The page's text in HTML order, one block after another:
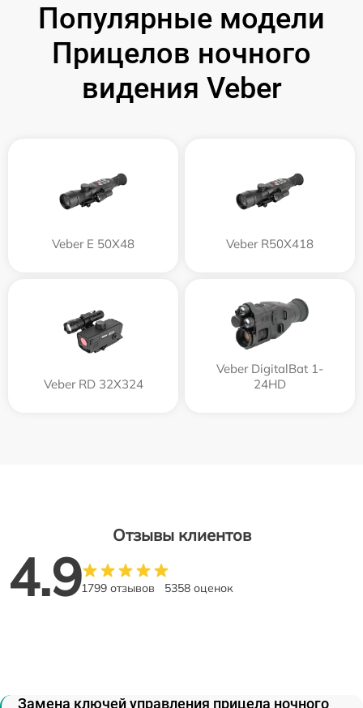
Популярные модели
Прицелов ночного
видения Veber
Veber E 50X48 Veber R50X418
Veber RD 32X324
Veber DigitalBat 1-
24HD
Отзывы клиентов
4.91799 отзывов 5358 оценок
Замена ключей управления прицела ночного